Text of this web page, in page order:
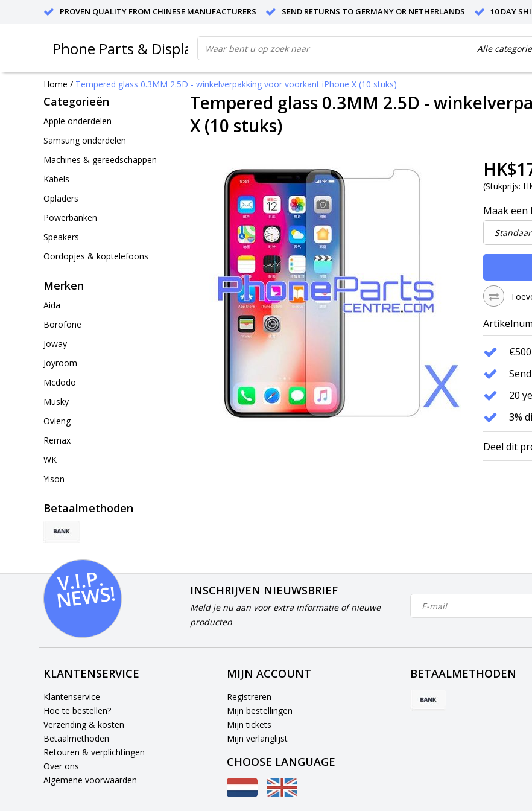
PROVEN QUALITY FROM CHINESE MANUFACTURERS SEND RETURNS TO GERMANY OR NETHERLANDS 10 DAY
Phone Parts & Displays
Home / Tempered glass 0.3MM 2.5D - winkelverpakking voor voorkant iPhone X (10 stuks)
Categorieën
Apple onderdelen
Samsung onderdelen
Machines & gereedschappen
Kabels
Opladers
Powerbanken
Speakers
Oordopjes & koptelefoons
Merken
Aida
Borofone
Joway
Joyroom
Mcdodo
Musky
Ovleng
Remax
WK
Yison
Betaalmethoden
Tempered glass 0.3MM 2.5D -
X (10 stuks)
(Stukprijs:
Maak een
20
3%
Deel dit
V.I.
P.
N
E
W
S! INSCHRIJVEN NIEUWSBRIEF
Meld je nu aan voor extra informatie of nieuwe
producten
KLANTENSERVICE
Klantenservice
Hoe te bestellen?
Verzending & kosten
Betaalmethoden
Retouren & verplichtingen
Over ons
Algemene voorwaarden
MIJN ACCOUNT
Registreren
Mijn bestellingen
Mijn tickets
Mijn verlanglijst
CHOOSE LANGUAGE
BETAALMETHODEN